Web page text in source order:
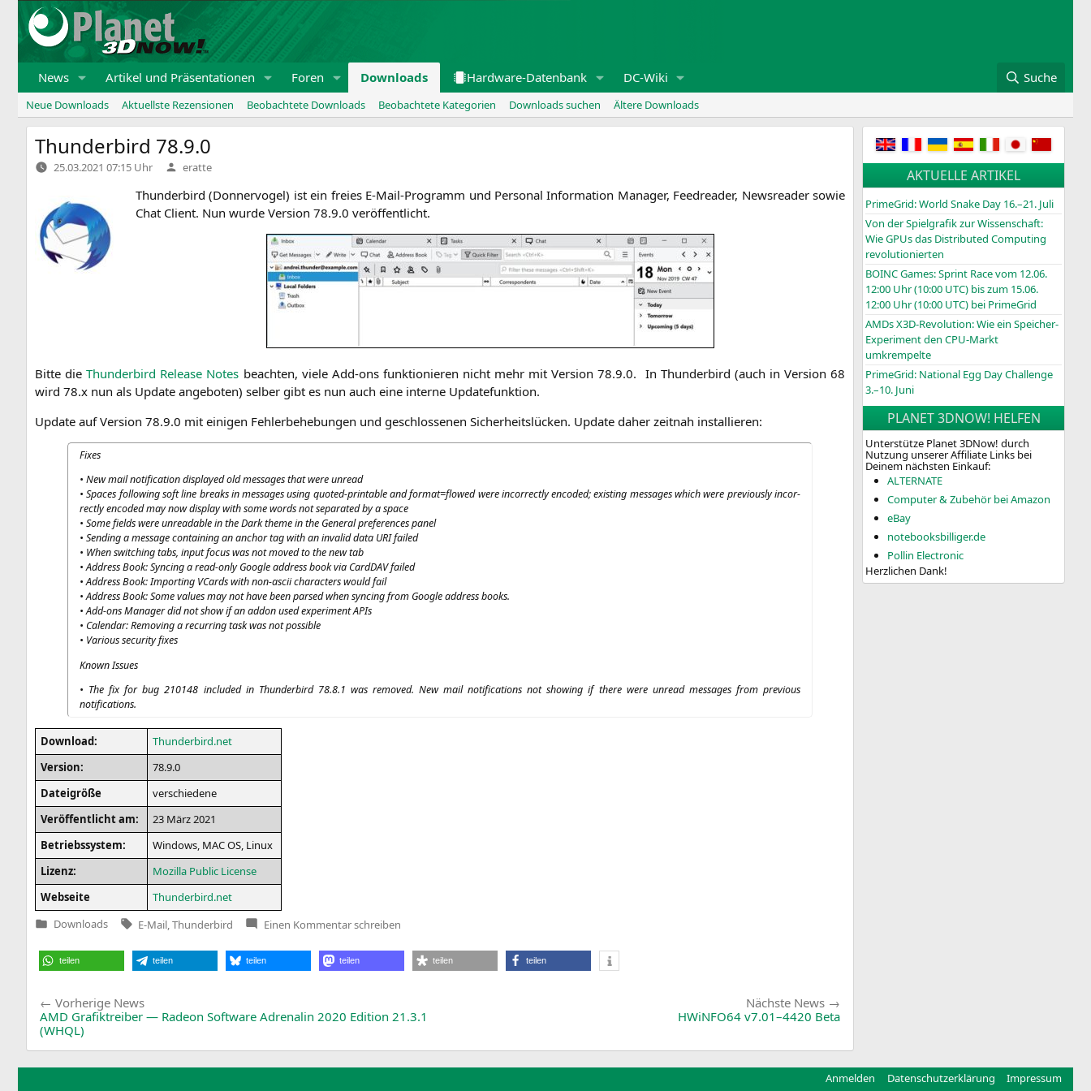
Zum
Inhalt
springen
News Artikel und Präsentationen Foren Downloads Hardware-Datenbank DC-Wiki Suche
Neue Downloads Aktuellste Rezensionen Beobachtete Downloads Beobachtete Kategorien Downloads suchen Ältere Downloads
Thunderbird 78.9.0
25.03.2021 07:15 Uhr Verfasst
von
eratte
Thun­der­bird (Don­ner­vo­gel) ist ein frei­es E‑Mail-Pro­gramm und Per­so­nal Infor­ma­ti­on Mana­ger, Feed­rea­der, News­rea­der sowie
Chat Cli­ent. Nun wur­de Ver­si­on 78.9.0 veröffentlicht.
Bit­te dieThun­der­bird Release Notes beach­ten, vie­le Add-ons funk­tio­nie­ren nicht mehr mit Ver­si­on 78.9.0. In Thun­der­bird (auch in Ver­si­on 68
wird 78.x nun als Update ange­bo­ten) sel­ber gibt es nun auch eine inter­ne Updatefunktion.
Update auf Ver­si­on 78.9.0 mit eini­gen Feh­ler­be­he­bun­gen und geschlos­se­nen Sicher­heits­lü­cken. Update daher zeit­nah installieren:
Fixes
• New mail noti­fi­ca­ti­on dis­play­ed old mes­sa­ges that were unread
• Spaces fol­lo­wing soft line breaks in mes­sa­ges using quo­ted-prin­ta­ble and format=flowed were incor­rect­ly encoded; exis­ting mes­sa­ges which were pre­vious­ly incor­
rect­ly encoded may now dis­play with some words not sepa­ra­ted by a space
• Some fields were unre­a­da­ble in the Dark the­me in the Gene­ral pre­fe­ren­ces panel
• Sen­ding a mes­sa­ge con­tai­ning an anchor tag with an inva­lid data URIfailed
• When swit­ching tabs, input focus was not moved to the new tab
• Address Book: Syn­cing a read-only Goog­le address book via Card­DAV failed
• Address Book: Import­ing VCards with non-ascii cha­rac­ters would fail
• Address Book: Some values may not have been par­sed when syn­cing from Goog­le address books.
• Add-ons Mana­ger did not show if an addon used expe­ri­ment APIs
• Calen­dar: Remo­ving a recur­ring task was not possible
• Various secu­ri­ty fixes
Known Issues
• The fix for bug 210148 included in Thun­der­bird 78.8.1 was remo­ved. New mail noti­fi­ca­ti­ons not show­ing if the­re were unread mes­sa­ges from pre­vious
notifications.
Down­load:
Thunderbird.net
Ver­si­on:
78.9.0
Datei­grö­ße
ver­schie­de­ne
Ver­öf­fent­licht am:
23 März 2021
Betriebs­sys­tem:
Win­dows, MACOS , Linux
Lizenz:
Mozil­la Public License
Web­sei­te
Thunderbird.net
Veröffentlicht
Downloads Tags:
E-Mail Thunderbird Einen Kommentarzu
Thunderbird
schreiben
teilen teilen teilen teilen teilen teilen
Beitragsnavigation
Vorherige NewsVorherige
News:
AMD Grafiktreiber — Radeon Software Adrenalin 2020 Edition 21.3.1
(WHQL)
Nächste News
News:
HWiNFO64 v7.01–4420 Beta
AKTUELLE ARTIKEL
PrimeGrid: World Snake Day 16.–21. Juli
Von der Spielgrafik zur Wissenschaft:
Wie GPUs das Distributed Computing
revolutionierten
BOINCGames: Sprint Race vom 12.06.
12:00 Uhr (10:00 UTC) bis zum 15.06.
12:00 Uhr (10:00 UTC) bei PrimeGrid
AMDs X3D-Revolution: Wie ein Speicher-
Experiment den CPU-Markt
umkrempelte
PrimeGrid: National Egg Day Challenge
3.–10. Juni
PLANET 3DNOW! HELFEN
Unterstütze Planet 3DNow! durch
Nutzung unserer Affiliate Links bei
Deinem nächsten Einkauf:
ALTERNATE
Computer & Zubehör bei Amazon
eBay
notebooksbilliger.de
Pollin Electronic
Herzlichen Dank!
Anmelden Datenschutzerklärung Impressum